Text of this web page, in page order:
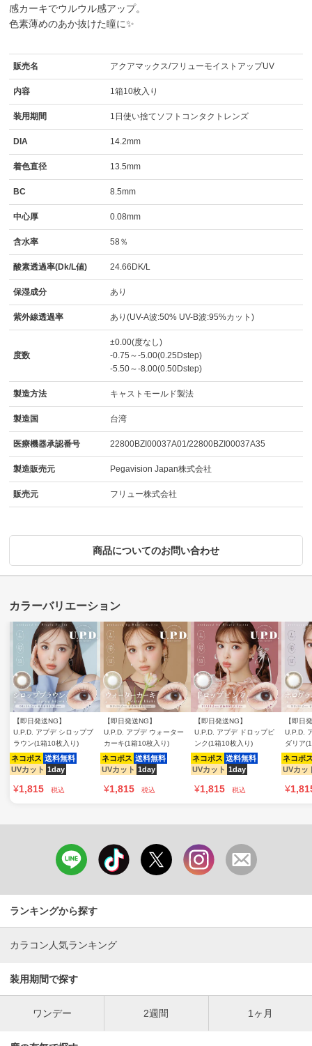
感カーキでウルウル感アップ。
色素薄めのあか抜けた瞳に✨
販売名 アクアマックス/フリューモイストアップUV
内容 1箱10枚入り
装用期間 1日使い捨てソフトコンタクトレンズ
DIA 14.2mm
着色直径 13.5mm
BC 8.5mm
中心厚 0.08mm
含水率 58％
酸素透過率(Dk/L値) 24.66DK/L
保湿成分 あり
紫外線透過率 あり(UV-A波:50% UV-B波:95%カット)
度数
±0.00(度なし)
-0.75～-5.00(0.25Dstep)
-5.50～-8.00(0.50Dstep)
製造方法 キャストモールド製法
製造国 台湾
医療機器承認番号 22800BZI00037A01/22800BZI00037A35
製造販売元 Pegavision Japan株式会社
販売元 フリュー株式会社
商品についてのお問い合わせ
【即日発送NG】
U.P.D. アプデ シロップブ
ラウン(1箱10枚入り)
ネコポス 送料無料
UVカット 1day
¥1,815 税込
【即日発送NG】
U.P.D. アプデ ウォーター
カーキ(1箱10枚入り)
ネコポス 送料無料
UVカット 1day
¥1,815 税込
【即日発送NG】
U.P.D. アプデ ドロップピ
ンク(1箱10枚入り)
ネコポス 送料無料
UVカット 1day
¥1,815 税込
【即日
U.P.D.
ダリア
ネコポ
UVカッ
¥
ランキングから探す
カラコン人気ランキング
装用期間で探す
ワンデー 2週間 1ヶ月